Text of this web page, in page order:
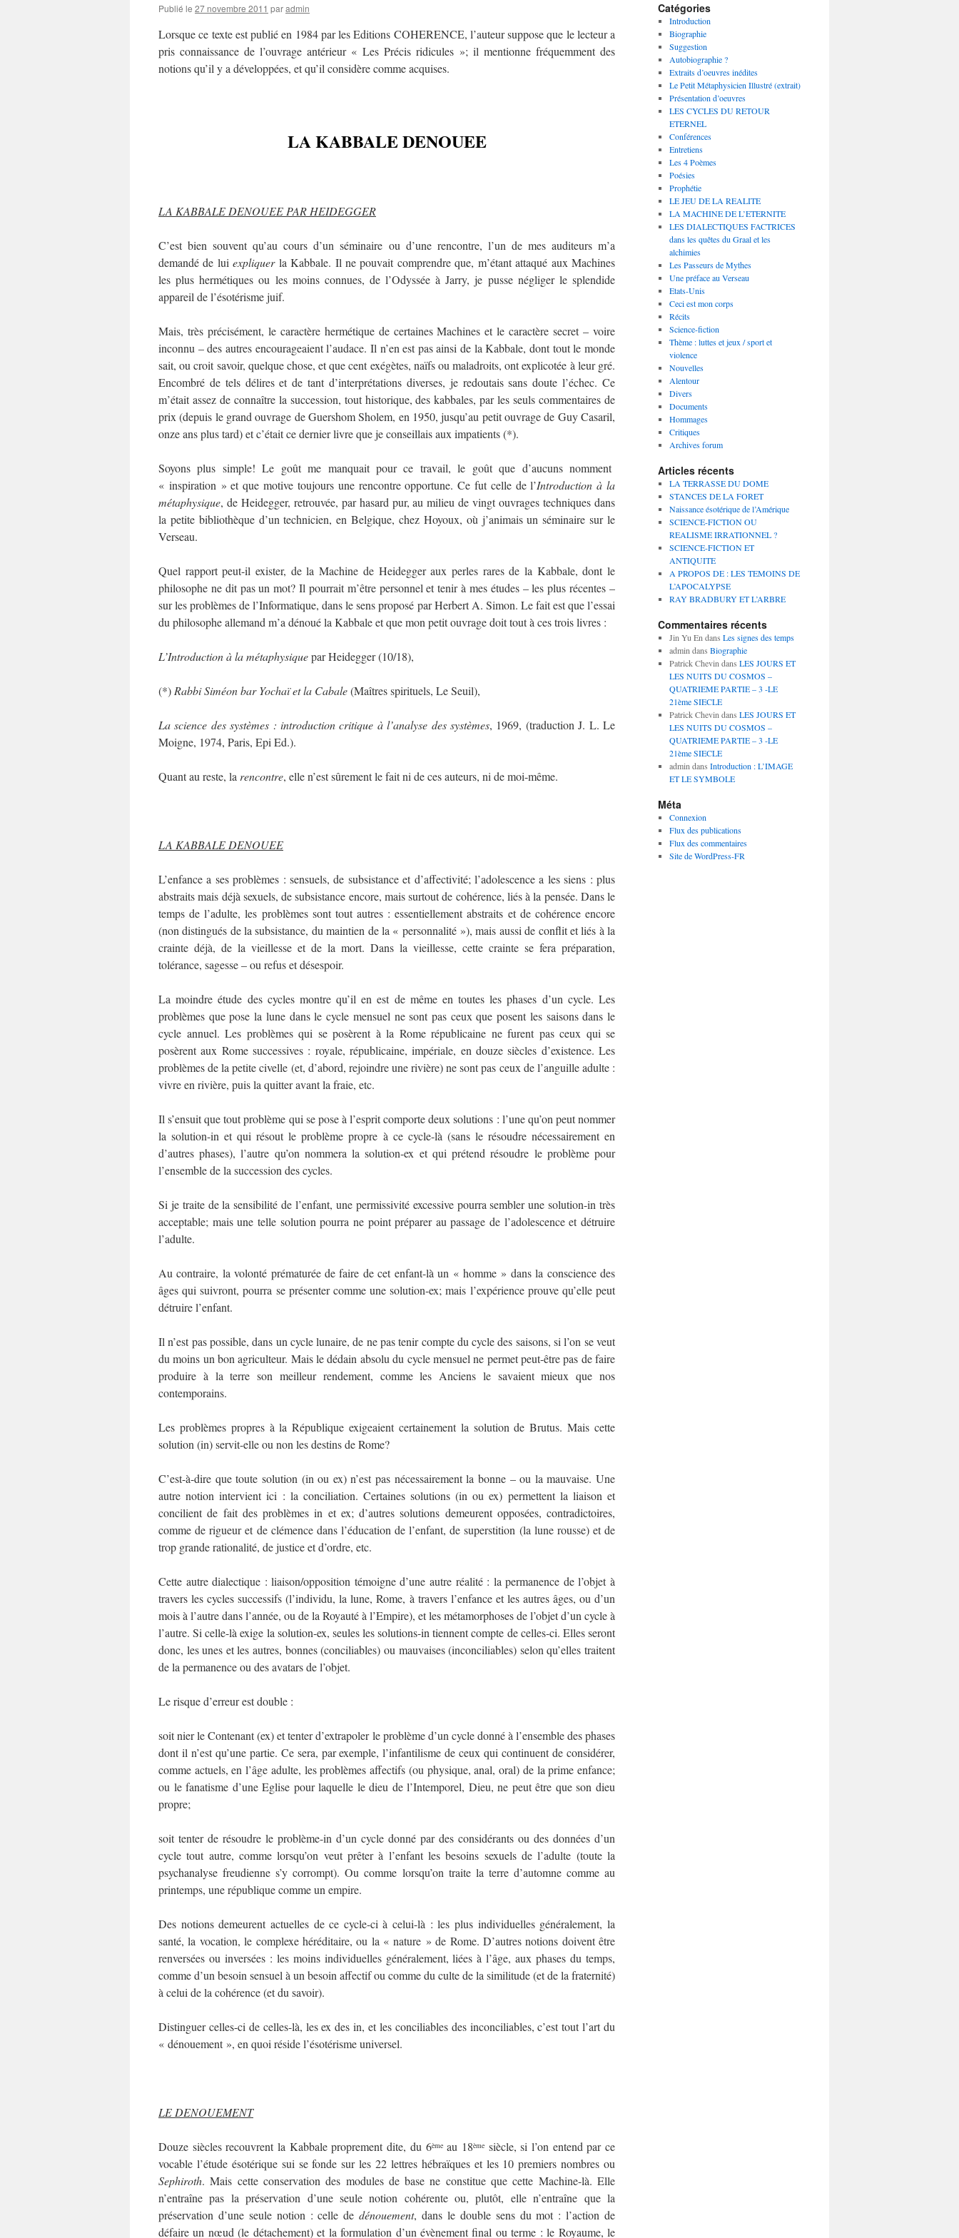
Publié le 27 novembre 2011 paradmin
Lorsque ce texte est publié en 1984 par les Editions COHERENCE, l’auteur suppose que le lecteur a
pris connaissance de l’ouvrage antérieur « Les Précis ridicules »; il mentionne fréquemment des
notions qu’il y a développées, et qu’il considère comme acquises.
LA KABBALE DENOUEE
LA KABBALE DENOUEE PAR HEIDEGGER
C’est bien souvent qu’au cours d’un séminaire ou d’une rencontre, l’un de mes auditeurs m’a
demandé de luiexpliquerla Kabbale. Il ne pouvait comprendre que, m’étant attaqué aux Machines
les plus hermétiques ou les moins connues, de l’Odyssée à Jarry, je pusse négliger le splendide
appareil de l’ésotérisme juif.
Mais, très précisément, le caractère hermétique de certaines Machines et le caractère secret – voire
inconnu – des autres encourageaient l’audace. Il n’en est pas ainsi de la Kabbale, dont tout le monde
sait, ou croit savoir, quelque chose, et que cent exégètes, naïfs ou maladroits, ont explicotée à leur gré.
Encombré de tels délires et de tant d’interprétations diverses, je redoutais sans doute l’échec. Ce
m’était assez de connaître la succession, tout historique, des kabbales, par les seuls commentaires de
prix (depuis le grand ouvrage de Guershom Sholem, en 1950, jusqu’au petit ouvrage de Guy Casaril,
onze ans plus tard) et c’était ce dernier livre que je conseillais aux impatients (*).
Soyons plus simple! Le goût me manquait pour ce travail, le goût que d’aucuns nomment
« inspiration » et que motive toujours une rencontre opportune. Ce fut celle de l’Introduction à la
métaphysique, de Heidegger, retrouvée, par hasard pur, au milieu de vingt ouvrages techniques dans
la petite bibliothèque d’un technicien, en Belgique, chez Hoyoux, où j’animais un séminaire sur le
Verseau.
Quel rapport peut-il exister, de la Machine de Heidegger aux perles rares de la Kabbale, dont le
philosophe ne dit pas un mot? Il pourrait m’être personnel et tenir à mes études – les plus récentes –
sur les problèmes de l’Informatique, dans le sens proposé par Herbert A. Simon. Le fait est que l’essai
du philosophe allemand m’a dénoué la Kabbale et que mon petit ouvrage doit tout à ces trois livres :
L’Introduction à la métaphysiquepar Heidegger (10/18),
(*) Rabbi Siméon bar Yochaï et la Cabale(Maîtres spirituels, Le Seuil),
La science des systèmes : introduction critique à l’analyse des systèmes, 1969, (traduction J. L. Le
Moigne, 1974, Paris, Epi Ed.).
Quant au reste, la rencontre, elle n’est sûrement le fait ni de ces auteurs, ni de moi-même.
LA KABBALE DENOUEE
L’enfance a ses problèmes : sensuels, de subsistance et d’affectivité; l’adolescence a les siens : plus
abstraits mais déjà sexuels, de subsistance encore, mais surtout de cohérence, liés à la pensée. Dans le
temps de l’adulte, les problèmes sont tout autres : essentiellement abstraits et de cohérence encore
(non distingués de la subsistance, du maintien de la « personnalité »), mais aussi de conflit et liés à la
crainte déjà, de la vieillesse et de la mort. Dans la vieillesse, cette crainte se fera préparation,
tolérance, sagesse – ou refus et désespoir.
La moindre étude des cycles montre qu’il en est de même en toutes les phases d’un cycle. Les
problèmes que pose la lune dans le cycle mensuel ne sont pas ceux que posent les saisons dans le
cycle annuel. Les problèmes qui se posèrent à la Rome républicaine ne furent pas ceux qui se
posèrent aux Rome successives : royale, républicaine, impériale, en douze siècles d’existence. Les
problèmes de la petite civelle (et, d’abord, rejoindre une rivière) ne sont pas ceux de l’anguille adulte :
vivre en rivière, puis la quitter avant la fraie, etc.
Il s’ensuit que tout problème qui se pose à l’esprit comporte deux solutions : l’une qu’on peut nommer
la solution-in et qui résout le problème propre à ce cycle-là (sans le résoudre nécessairement en
d’autres phases), l’autre qu’on nommera la solution-ex et qui prétend résoudre le problème pour
l’ensemble de la succession des cycles.
Si je traite de la sensibilité de l’enfant, une permissivité excessive pourra sembler une solution-in très
acceptable; mais une telle solution pourra ne point préparer au passage de l’adolescence et détruire
l’adulte.
Au contraire, la volonté prématurée de faire de cet enfant-là un « homme » dans la conscience des
âges qui suivront, pourra se présenter comme une solution-ex; mais l’expérience prouve qu’elle peut
détruire l’enfant.
Il n’est pas possible, dans un cycle lunaire, de ne pas tenir compte du cycle des saisons, si l’on se veut
du moins un bon agriculteur. Mais le dédain absolu du cycle mensuel ne permet peut-être pas de faire
produire à la terre son meilleur rendement, comme les Anciens le savaient mieux que nos
contemporains.
Les problèmes propres à la République exigeaient certainement la solution de Brutus. Mais cette
solution (in) servit-elle ou non les destins de Rome?
C’est-à-dire que toute solution (in ou ex) n’est pas nécessairement la bonne – ou la mauvaise. Une
autre notion intervient ici : la conciliation. Certaines solutions (in ou ex) permettent la liaison et
concilient de fait des problèmes in et ex; d’autres solutions demeurent opposées, contradictoires,
comme de rigueur et de clémence dans l’éducation de l’enfant, de superstition (la lune rousse) et de
trop grande rationalité, de justice et d’ordre, etc.
Cette autre dialectique : liaison/opposition témoigne d’une autre réalité : la permanence de l’objet à
travers les cycles successifs (l’individu, la lune, Rome, à travers l’enfance et les autres âges, ou d’un
mois à l’autre dans l’année, ou de la Royauté à l’Empire), et les métamorphoses de l’objet d’un cycle à
l’autre. Si celle-là exige la solution-ex, seules les solutions-in tiennent compte de celles-ci. Elles seront
donc, les unes et les autres, bonnes (conciliables) ou mauvaises (inconciliables) selon qu’elles traitent
de la permanence ou des avatars de l’objet.
Le risque d’erreur est double :
soit nier le Contenant (ex) et tenter d’extrapoler le problème d’un cycle donné à l’ensemble des phases
dont il n’est qu’une partie. Ce sera, par exemple, l’infantilisme de ceux qui continuent de considérer,
comme actuels, en l’âge adulte, les problèmes affectifs (ou physique, anal, oral) de la prime enfance;
ou le fanatisme d’une Eglise pour laquelle le dieu de l’Intemporel, Dieu, ne peut être que son dieu
propre;
soit tenter de résoudre le problème-in d’un cycle donné par des considérants ou des données d’un
cycle tout autre, comme lorsqu’on veut prêter à l’enfant les besoins sexuels de l’adulte (toute la
psychanalyse freudienne s’y corrompt). Ou comme lorsqu’on traite la terre d’automne comme au
printemps, une république comme un empire.
Des notions demeurent actuelles de ce cycle-ci à celui-là : les plus individuelles généralement, la
santé, la vocation, le complexe héréditaire, ou la « nature » de Rome. D’autres notions doivent être
renversées ou inversées : les moins individuelles généralement, liées à l’âge, aux phases du temps,
comme d’un besoin sensuel à un besoin affectif ou comme du culte de la similitude (et de la fraternité)
à celui de la cohérence (et du savoir).
Distinguer celles-ci de celles-là, les ex des in, et les conciliables des inconciliables, c’est tout l’art du
« dénouement », en quoi réside l’ésotérisme universel.
LE DENOUEMENT
Douze siècles recouvrent la Kabbale proprement dite, du 6èmeau 18èmesiècle, si l’on entend par ce
vocable l’étude ésotérique sui se fonde sur les 22 lettres hébraïques et les 10 premiers nombres ou
Sephiroth. Mais cette conservation des modules de base ne constitue que cette Machine-là. Elle
n’entraîne pas la préservation d’une seule notion cohérente ou, plutôt, elle n’entraîne que la
préservation d’une seule notion : celle dedénouement, dans le double sens du mot : l’action de
défaire un nœud (le détachement) et la formulation d’un évènement final ou terme : le Royaume, le
Catégories
Introduction
Biographie
Suggestion
Autobiographie ?
Extraits d’oeuvres inédites
Le Petit Métaphysicien Illustré (extrait)
Présentation d’oeuvres
LES CYCLES DU RETOUR
ETERNEL
Conférences
Entretiens
Les 4 Poèmes
Poésies
Prophétie
LE JEU DE LA REALITE
LA MACHINE DE L’ETERNITE
LES DIALECTIQUES FACTRICES
dans les quêtes du Graal et les
alchimies
Les Passeurs de Mythes
Une préface au Verseau
Etats-Unis
Ceci est mon corps
Récits
Science-fiction
Thème : luttes et jeux / sport et
violence
Nouvelles
Alentour
Divers
Documents
Hommages
Critiques
Archives forum
Articles récents
LA TERRASSE DU DOME
STANCES DE LA FORET
Naissance ésotérique de l’Amérique
SCIENCE-FICTION OU
REALISME IRRATIONNEL ?
SCIENCE-FICTION ET
ANTIQUITE
A PROPOS DE : LES TEMOINS DE
L’APOCALYPSE
RAY BRADBURY ET L’ARBRE
Commentaires récents
Jin Yu En dans Les signes des temps
admin dans Biographie
Patrick Chevin dans LES JOURS ET
LES NUITS DU COSMOS –
QUATRIEME PARTIE – 3 -LE
21ème SIECLE
Patrick Chevin dans LES JOURS ET
LES NUITS DU COSMOS –
QUATRIEME PARTIE – 3 -LE
21ème SIECLE
admin dans Introduction : L’IMAGE
ET LE SYMBOLE
Méta
Connexion
Flux des publications
Flux des commentaires
Site de WordPress-FR